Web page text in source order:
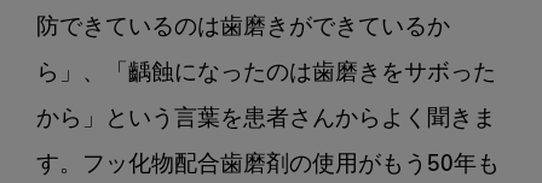
よ
る
プ
ラ
ク
防できているのは歯磨きができているか
ら」、「齲蝕になったのは歯磨きをサボった
から」という言葉を患者さんからよく聞きま
す。フッ化物配合歯磨剤の使用がもう50年も